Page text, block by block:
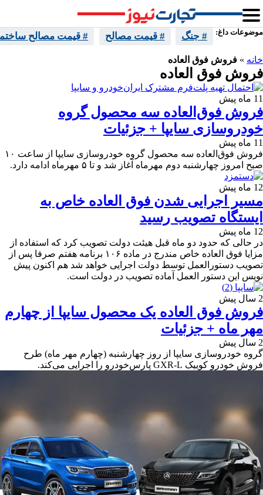
موضوعات داغ: # جنگ # قیمت مصالح # قیمت مصالح
خانه » فروش فوق العاده
فروش فوق العاده
11 ماه پیش
فروش فوق‌العاده سه محصول گروه
خودروسازی سایپا + جزئیات
11 ماه پیش
فروش فوق‌العاده سه محصول گروه خودروسازی سایپا از ساعت ۱۰
صبح امروز چهارشنبه دوم مهرماه آغاز شد و تا ۵ مهرماه ادامه دارد.
12 ماه پیش
مسیر اجرایی شدن فوق العاده خاص به
ایستگاه تصویب رسید
12 ماه پیش
در حالی که حدود دو ماه قبل هیئت دولت تصویب کرد که استفاده از
مزایا فوق العاده خاص مندرج در ماده ۱۰۶ برنامه هفتم صرفا پس از
تصویب دستورالعمل توسط دولت اجرایی خواهد شد هم اکنون پیش
نویس این دستور العمل آماده تصویب در دولت است.
2 سال پیش
فروش فوق العاده یک محصول سایپا از چهارم
مهر ماه + جزئیات
2 سال پیش
گروه خودروسازی سایپا از روز چهارشنبه (چهارم مهر ماه) طرح
فروش خودرو کوییک GXR-L پارس‌خودرو را اجرایی می‌کند.